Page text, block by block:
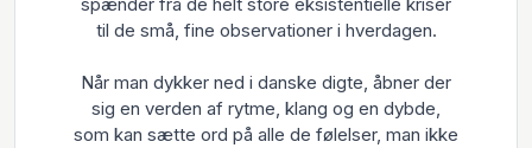
til de små, fine observationer i hverdagen.
Når man dykker ned i danske digte, åbner der
sig en verden af rytme, klang og en dybde,
som kan sætte ord på alle de følelser, man ikke